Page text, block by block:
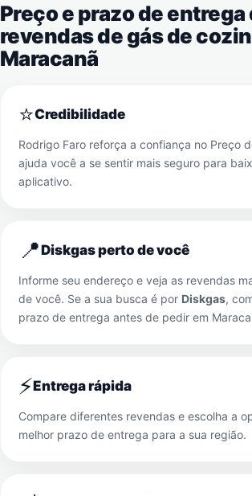
Preço e prazo de entrega
revendas de gás de
Maracanã
⭐Credibilidade
Rodrigo Faro reforça a confiança no Preço
ajuda você a se sentir mais seguro para
aplicativo.
📍Diskgas perto de você
Informe seu endereço e veja as revendas
de você. Se a sua busca é por Diskgas,
prazo de entrega antes de pedir em
⚡Entrega rápida
Compare diferentes revendas e escolha a
melhor prazo de entrega para a sua região.